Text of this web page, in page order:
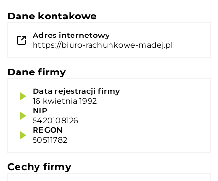
Dane kontakowe
Adres internetowy
https://biuro-rachunkowe-madej.pl
Dane firmy
Data rejestracji firmy
16 kwietnia 1992
NIP
5420108126
REGON
50511782
Cechy firmy